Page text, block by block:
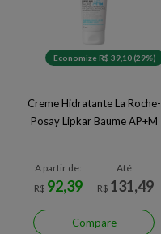
Economize R$ 39,10 (29%)
Creme Hidratante La Roche-
Posay Lipkar Baume AP+M
A partir de:
R$ 92,39
Até:
R$ 131,49
Compare